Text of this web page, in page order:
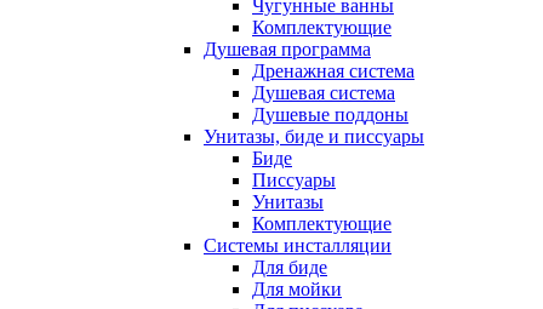
Чугунные ванны
Комплектующие
Душевая программа
Дренажная система
Душевая система
Душевые поддоны
Унитазы, биде и писсуары
Биде
Писсуары
Унитазы
Комплектующие
Системы инсталляции
Для биде
Для мойки